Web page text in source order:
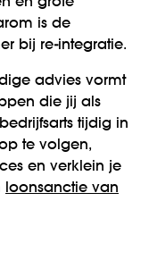
en grote
is de
bij re-integratie.
advies vormt
die jij als
tijdig in
te volgen,
en verklein je
loonsanctie van